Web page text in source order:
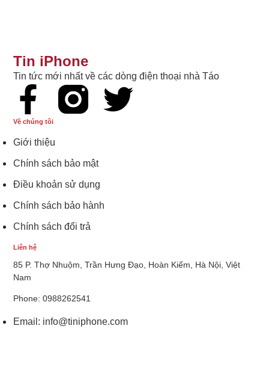
Tin iPhone
Tin tức mới nhất về các dòng điện thoại nhà Táo
Liên hệ
85 P. Thợ Nhuộm, Trần Hưng Đạo, Hoàn Kiếm, Hà Nội, Việt
Nam
Phone: 0988262541
Email: info@tiniphone.com
Về chúng tôi
Giới thiệu
Chính sách bảo mật
Điều khoản sử dụng
Chính sách bảo hành
Chính sách đổi trả